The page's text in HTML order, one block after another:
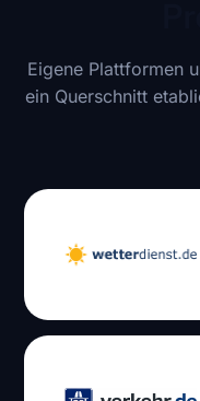
Eigene Plattformen
ein Querschnitt